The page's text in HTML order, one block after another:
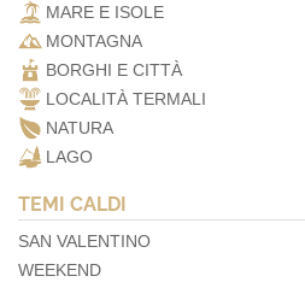
MARE E ISOLE
MONTAGNA
BORGHI E CITTÀ
LOCALITÀ TERMALI
NATURA
LAGO
TEMI CALDI
SAN VALENTINO
WEEKEND